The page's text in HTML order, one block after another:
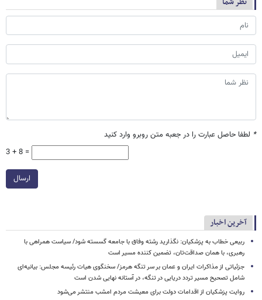
* لطفا حاصل عبارت را در جعبه متن روبرو وارد کنید
3 + 8 =
ارسال
آخرین اخبار
ربیعی خطاب به پزشکیان: نگذارید رشته وفاق با جامعه گسسته شود/ سیاست همراهی با
رهبری، با همان صداقت‌تان، تضمین کننده مسیر است
جزئیاتی از مذاکرات ایران و عمان بر سر تنگه هرمز/ سخنگوی هیات رئیسه مجلس: بیانیه‌ای
شامل تصحیح مسیر تردد دریایی در تنگه، در آستانه نهایی شدن است
روایت پزشکیان از اقدامات دولت برای معیشت مردم امشب منتشر می‌شود